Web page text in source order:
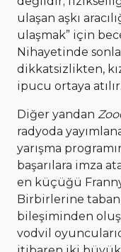
ulaşan aşkı
ulaşmak” için
Nihayetinde
dikkatsizlikten,
ipucu ortaya atılır.
Diğer yandan
radyoda
yarışma
başarılara imza
en küçüğü Franny
Birbirlerine taban
bileşiminden
vodvil